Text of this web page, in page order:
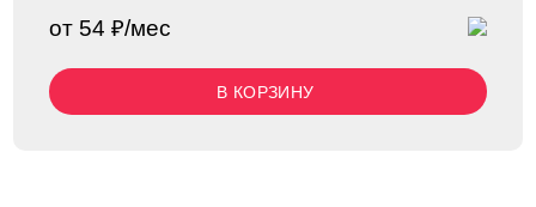
от 54 ₽/мес
В КОРЗИНУ